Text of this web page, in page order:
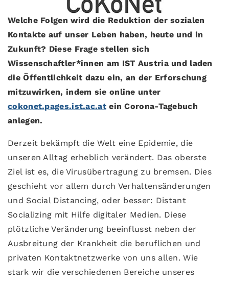
Welche Folgen wird die Reduktion der sozialen
Kontakte auf unser Leben haben, heute und in
Zukunft? Diese Frage stellen sich
Wissenschaftler*innen am IST Austria und laden
die Öffentlichkeit dazu ein, an der Erforschung
mitzuwirken, indem sie online unter
cokonet.pages.ist.ac.atein Corona-Tagebuch
anlegen.
Derzeit bekämpft die Welt eine Epidemie, die
unseren Alltag erheblich verändert. Das oberste
Ziel ist es, die Virusübertragung zu bremsen. Dies
geschieht vor allem durch Verhaltensänderungen
und Social Distancing, oder besser: Distant
Socializing mit Hilfe digitaler Medien. Diese
plötzliche Veränderung beeinflusst neben der
Ausbreitung der Krankheit die beruflichen und
privaten Kontaktnetzwerke von uns allen. Wie
stark wir die verschiedenen Bereiche unseres